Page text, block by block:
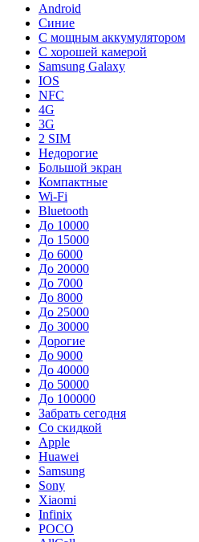
Android
Синие
С мощным аккумулятором
С хорошей камерой
Samsung Galaxy
IOS
NFC
4G
3G
2 SIM
Недорогие
Большой экран
Компактные
Wi-Fi
Bluetooth
До 10000
До 15000
До 6000
До 20000
До 7000
До 8000
До 25000
До 30000
Дорогие
До 9000
До 40000
До 50000
До 100000
Забрать сегодня
Со скидкой
Apple
Huawei
Samsung
Sony
Xiaomi
Infinix
POCO